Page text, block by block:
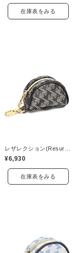
在庫表をみる
¥6,930
在庫表をみる